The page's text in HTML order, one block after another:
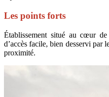
Les points forts
Établissement situé au cœur
d’accès facile, bien desservi par
proximité.